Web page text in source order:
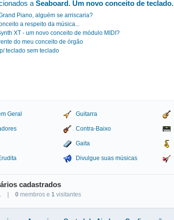
a Seaboard. Um novo conceito de teclado.
Piano, alguém se arriscaria?
a respeito da música...
XT - um novo conceito de módulo MIDI?
do meu conceito de órgão
teclado sem teclado
Geral Guitarra
Contra-Baixo
Gaita
Divulgue suas músicas
cadastrados
0 membros e 1 visitantes
Studio Sol Comunicação Digital